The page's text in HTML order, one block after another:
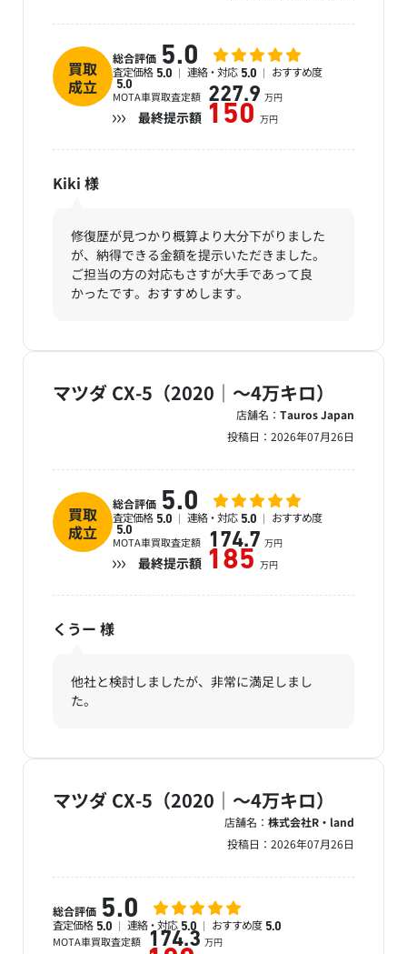
買取
成立
総合評価 5.0
査定価格 5.0 連絡・対応 5.0 おすすめ度
5.0
MOTA車買取査定額 227.9 万円
最終提示額 150 万円
Kiki 様
修復歴が見つかり概算より大分下がりました
が、納得できる金額を提示いただきました。
ご担当の方の対応もさすが大手であって良
かったです。おすすめします。
マツダ CX-5（2020｜～4万キロ）
店舗名： Tauros Japan
投稿日： 2026年07月26日
買取
成立
総合評価 5.0
査定価格 5.0 連絡・対応 5.0 おすすめ度
5.0
MOTA車買取査定額 174.7 万円
最終提示額 185 万円
くうー 様
他社と検討しましたが、非常に満足しまし
た。
マツダ CX-5（2020｜～4万キロ）
店舗名： 株式会社R・land
投稿日： 2026年07月26日
総合評価 5.0
査定価格 5.0 連絡・対応 5.0 おすすめ度 5.0
MOTA車買取査定額 174.3 万円